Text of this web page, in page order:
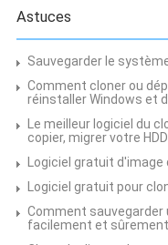
Astuces
Sauvegarder le
Comment cloner ou
réinstaller Windows et
Le meilleur logiciel du
copier, migrer votre HDD
Logiciel gratuit d'image
Logiciel gratuit pour
Comment sauvegarder
facilement et